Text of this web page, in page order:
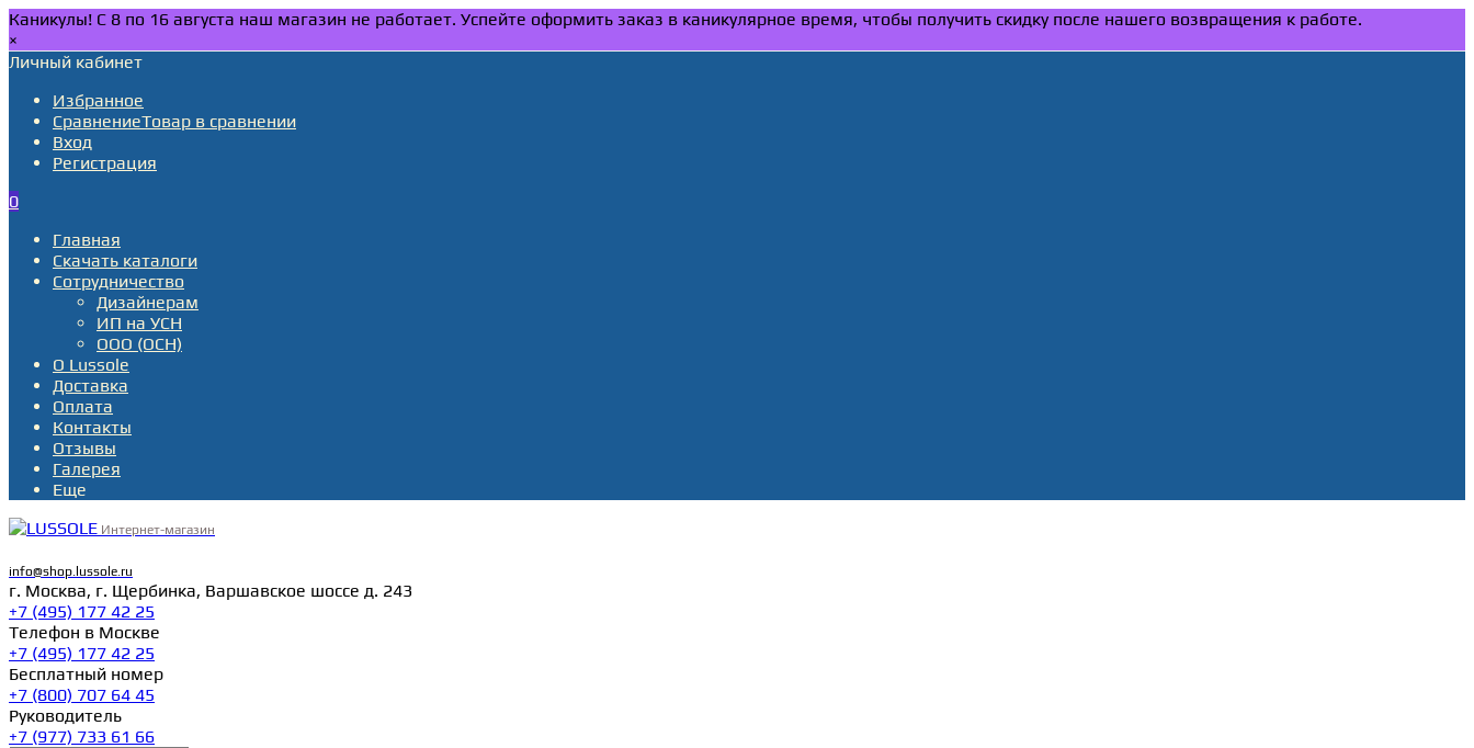
Каникулы! С 8 по 16 августа наш магазин не работает. Успейте оформить заказ в каникулярное время, чтобы получить скидку после нашего возвращения к работе.
×
Личный кабинет
Избранное
СравнениеТовар в сравнении
Вход
Регистрация
0
Главная
Скачать каталоги
Сотрудничество
Дизайнерам
ИП на УСН
ООО (ОСН)
О Lussole
Доставка
Оплата
Контакты
Отзывы
Галерея
Еще
Интернет-магазин
info@shop.lussole.ru
г. Москва, г. Щербинка, Варшавское шоссе д. 243
+7 (495) 177 42 25
Телефон в Москве
+7 (495) 177 42 25
Бесплатный номер
+7 (800) 707 64 45
Руководитель
+7 (977) 733 61 66